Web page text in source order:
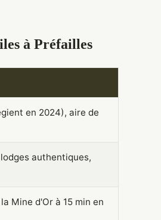
à Préfailles
en 2024), aire de
authentiques,
Mine d'Or à 15 min en